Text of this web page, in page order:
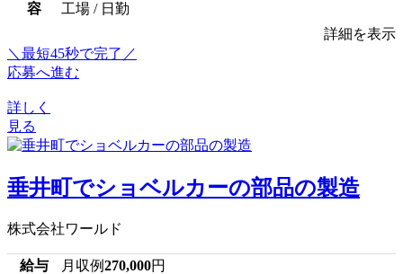
容
工場 / 日勤
詳細を表示
＼最短45秒で完了／
応募へ進む
詳しく
見る
垂井町でショベルカーの部品の製造
株式会社ワールド
給与 月収例270,000円